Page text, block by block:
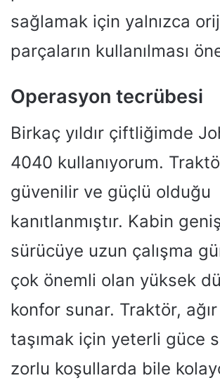
sağlamak için yalnızca
parçaların kullanılması
Operasyon tecrübesi
Birkaç yıldır çiftliğimde
4040 kullanıyorum.
güvenilir ve güçlü olduğu
kanıtlanmıştır. Kabin
sürücüye uzun çalışma
çok önemli olan yüksek
konfor sunar. Traktör,
taşımak için yeterli güce
zorlu koşullarda bile